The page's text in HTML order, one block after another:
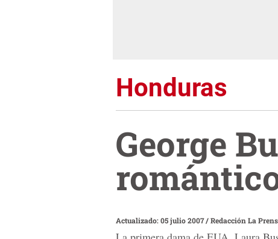
Honduras
George
Actualizado: 05 julio 2007/Redacción La